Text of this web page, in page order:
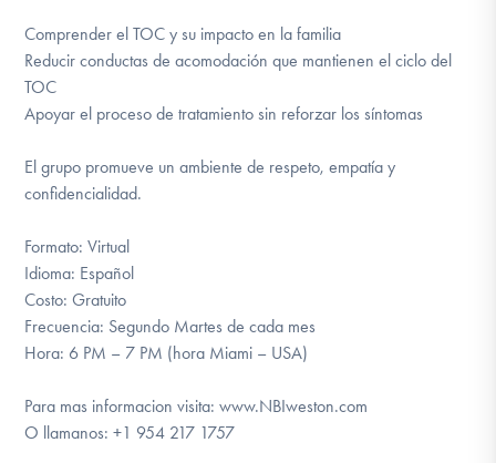
Comprender el TOC y su impacto en la familia
Reducir conductas de acomodación que mantienen el ciclo del
TOC
Apoyar el proceso de tratamiento sin reforzar los síntomas
El grupo promueve un ambiente de respeto, empatía y
confidencialidad.
Formato: Virtual
Idioma: Español
Costo: Gratuito
Frecuencia: Segundo Martes de cada mes
Hora: 6 PM – 7 PM (hora Miami – USA)
Para mas informacion visita: www.NBIweston.com
O llamanos: +1 954 217 1757